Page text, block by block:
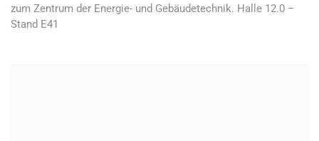
zum Zentrum der Energie- und Gebäudetechnik. Halle 12.0 –
Stand E41